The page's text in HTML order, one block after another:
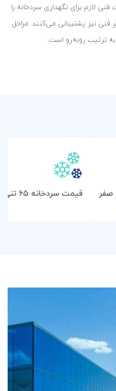
لازم برای نگهداری سردخانه را
فنی نیز پشتیبانی می‌کنند. مراحل
ترتیب روبه‌رو است:
قیمت سردخانه ۶۵ تنی بالای صفر